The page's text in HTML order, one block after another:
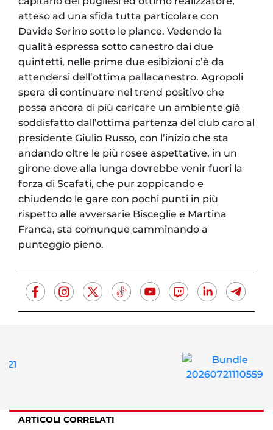
atteso ad una sfida tutta particolare con
Davide Serino sotto le plance. Vedendo la
qualità espressa sotto canestro dai due
quintetti, nelle prime due esibizioni c’è da
attendersi dell’ottima pallacanestro. Agropoli
spera di continuare nel trend positivo che
possa ancora di più caricare un ambiente già
soddisfatto dall’ottima partenza del club caro al
presidente Giulio Russo, con l’inizio che sta
andando oltre le più rosee aspettative, in un
girone dove alla lunga dovrebbe venir fuori la
forza di Scafati, che pur zoppicando e
chiudendo le gare con pochi punti in più
rispetto alle avversarie Bisceglie e Martina
Franca, sta comunque camminando a
punteggio pieno.
ARTICOLI CORRELATI